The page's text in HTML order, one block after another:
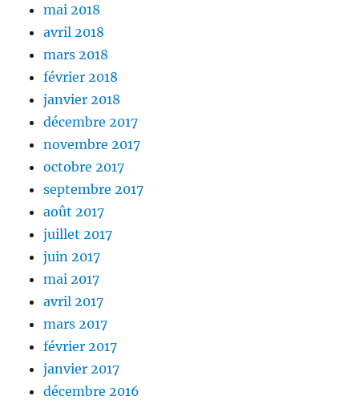
mai 2018
avril 2018
mars 2018
février 2018
janvier 2018
décembre 2017
novembre 2017
octobre 2017
septembre 2017
août 2017
juillet 2017
juin 2017
mai 2017
avril 2017
mars 2017
février 2017
janvier 2017
décembre 2016